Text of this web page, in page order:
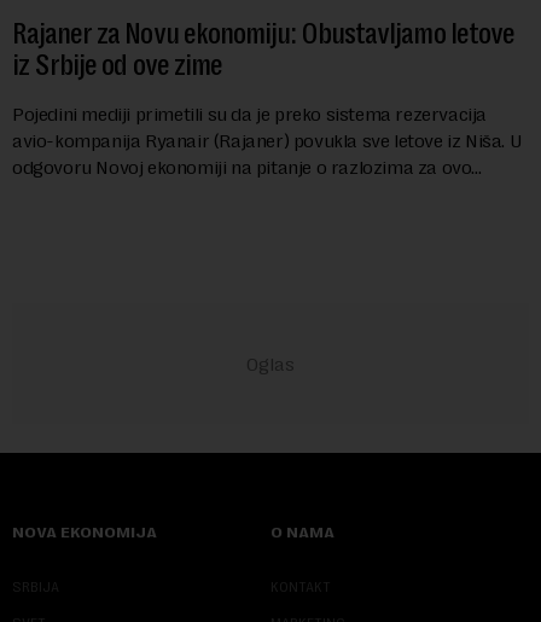
Rajaner za Novu ekonomiju: Obustavljamo letove
iz Srbije od ove zime
Pojedini mediji primetili su da je preko sistema rezervacija
avio-kompanija Ryanair (Rajaner) povukla sve letove iz Niša. U
odgovoru Novoj ekonomiji na pitanje o razlozima za ovo
NOVA EKONOMIJA
SRBIJA
O NAMA
KONTAKT